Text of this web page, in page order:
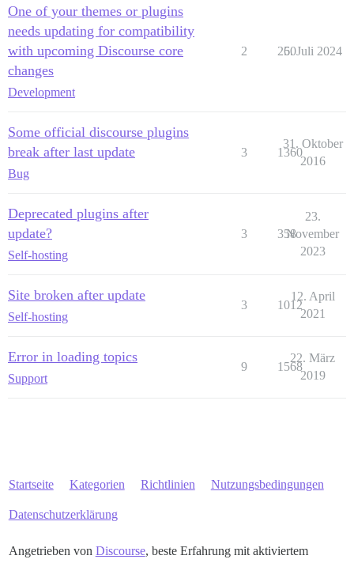
One of your themes or plugins
needs updating for compatibility
with upcoming Discourse core
changes
Development
2 250
6. Juli 2024
Some official discourse plugins
break after last update
Bug
3 1360
31. Oktober
2016
Deprecated plugins after
update?
Self-hosting
3 358
23.
November
2023
Site broken after update
Self-hosting
3 1012
12. April
2021
Error in loading topics
Support
9 1568
22. März
2019
Startseite Kategorien Richtlinien Nutzungsbedingungen
Datenschutzerklärung
Angetrieben von Discourse, beste Erfahrung mit aktiviertem